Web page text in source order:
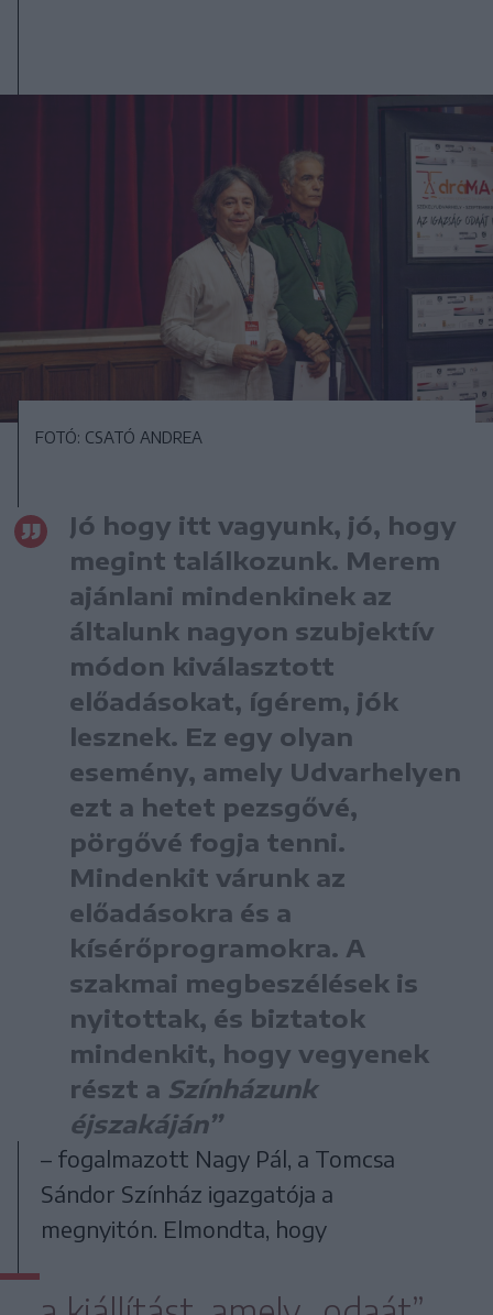
FOTÓ: CSATÓ ANDREA
Jó hogy itt vagyunk, jó, hogy
megint találkozunk. Merem
ajánlani mindenkinek az
általunk nagyon szubjektív
módon kiválasztott
előadásokat, ígérem, jók
lesznek. Ez egy olyan
esemény, amely Udvarhelyen
ezt a hetet pezsgővé,
pörgővé fogja tenni.
Mindenkit várunk az
előadásokra és a
kísérőprogramokra. A
szakmai megbeszélések is
nyitottak, és biztatok
mindenkit, hogy vegyenek
részt a Színházunk
éjszakáján”
– fogalmazott Nagy Pál, a Tomcsa
Sándor Színház igazgatója a
megnyitón. Elmondta, hogy